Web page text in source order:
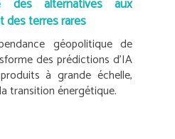
des alternatives aux
des terres rares
géopolitique de
des prédictions d’IA
à grande échelle,
transition énergétique.